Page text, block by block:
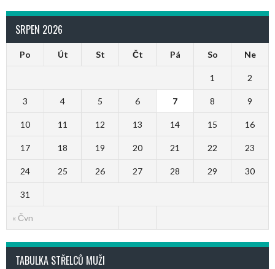
SRPEN 2026
Po Út St Čt Pá So Ne
« Čvn
1 2
3 4 5 6 7 8 9
10 11 12 13 14 15 16
17 18 19 20 21 22 23
24 25 26 27 28 29 30
31
TABULKA STŘELCŮ MUŽI